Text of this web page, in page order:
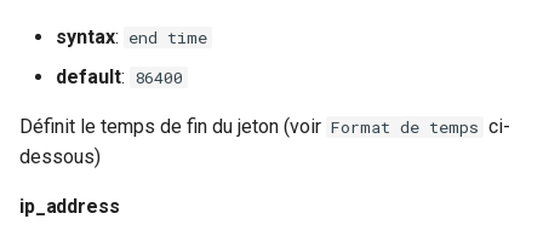
woothee
xxhash
syntax: end time
default: 86400
Définit le temps de fin du jeton (voir Format de temps ci-
dessous)
ip_address